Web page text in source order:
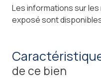
Les informations sur
exposé sont
de ce bien